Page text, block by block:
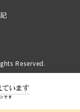
Reserved.